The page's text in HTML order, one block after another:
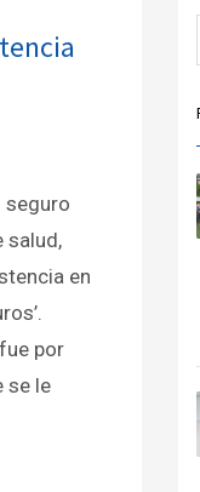
seguro
salud,
en
por
se le